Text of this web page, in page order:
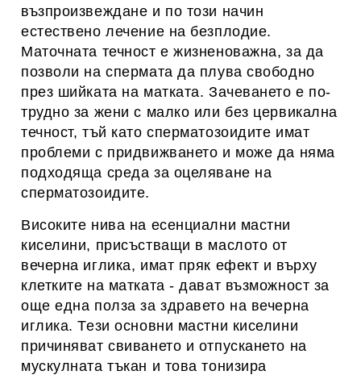
възпроизвеждане и по този начин
естествено лечение на безплодие.
Маточната течност е жизненоважна, за да
позволи на спермата да плува свободно
през шийката на матката. Зачеването е по-
трудно за жени с малко или без цервикална
течност, тъй като сперматозоидите имат
проблеми с придвижването и може да няма
подходяща среда за оцеляване на
сперматозоидите.
Високите нива на есенциални мастни
киселини, присъстващи в маслото от
вечерна иглика, имат пряк ефект и върху
клетките на матката - дават възможност за
още една полза за здравето на вечерна
иглика. Тези основни мастни киселини
причиняват свиването и отпускането на
мускулната тъкан и това тонизира